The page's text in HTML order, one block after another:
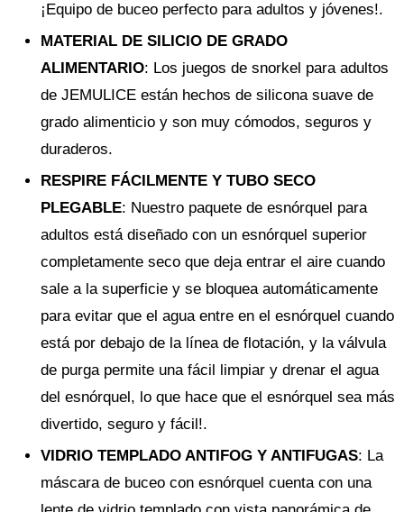
¡Equipo de buceo perfecto para adultos y jóvenes!.
MATERIAL DE SILICIO DE GRADO
ALIMENTARIO: Los juegos de snorkel para adultos
de JEMULICE están hechos de silicona suave de
grado alimenticio y son muy cómodos, seguros y
duraderos.
RESPIRE FÁCILMENTE Y TUBO SECO
PLEGABLE: Nuestro paquete de esnórquel para
adultos está diseñado con un esnórquel superior
completamente seco que deja entrar el aire cuando
sale a la superficie y se bloquea automáticamente
para evitar que el agua entre en el esnórquel cuando
está por debajo de la línea de flotación, y la válvula
de purga permite una fácil limpiar y drenar el agua
del esnórquel, lo que hace que el esnórquel sea más
divertido, seguro y fácil!.
VIDRIO TEMPLADO ANTIFOG Y ANTIFUGAS: La
máscara de buceo con esnórquel cuenta con una